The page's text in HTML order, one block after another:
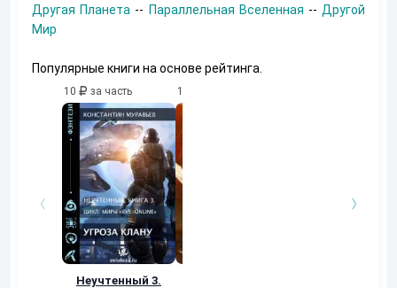
Другая Планета -- Параллельная Вселенная -- Другой
Мир
Популярные книги на основе рейтинга.
10 за часть
Неучтенный 3.
10